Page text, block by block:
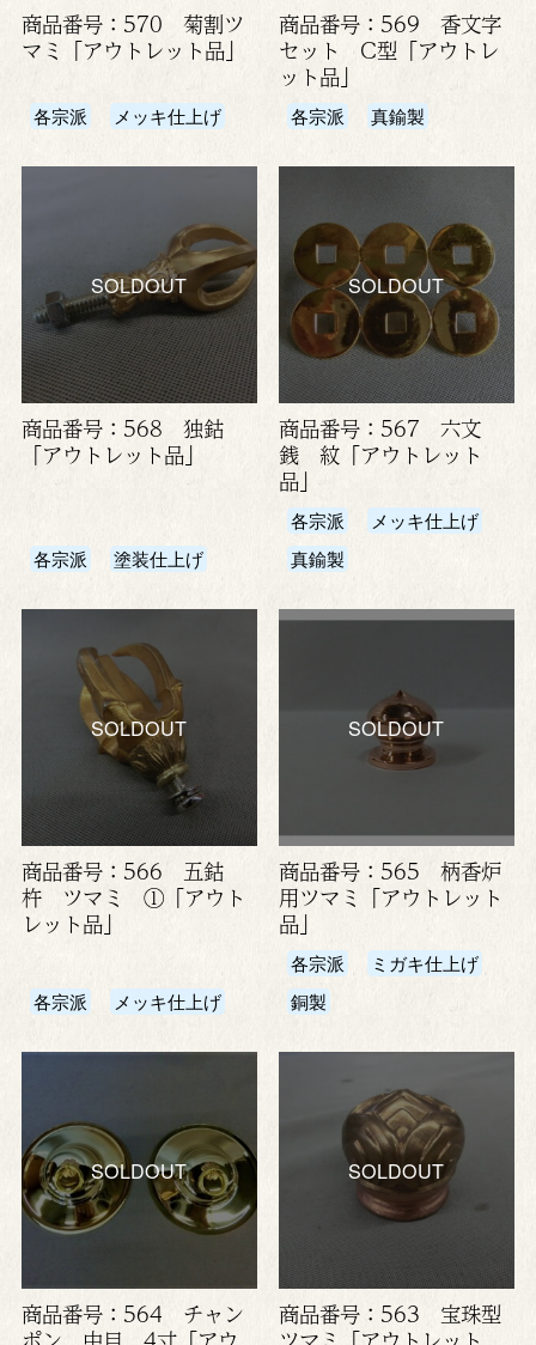
商品番号：570 菊割ツ
マミ「アウトレット品」
各宗派 メッキ仕上げ
商品番号：569 香文字
セット C型「アウトレ
ット品」
各宗派 真鍮製
SOLDOUT
商品番号：568 独鈷
「アウトレット品」
各宗派 塗装仕上げ
SOLDOUT
商品番号：567 六文
銭 紋「アウトレット
品」
各宗派
メッキ仕上げ
真鍮製
SOLDOUT
商品番号：566 五鈷
杵 ツマミ ①「アウト
レット品」
各宗派 メッキ仕上げ
SOLDOUT
商品番号：565 柄香炉
用ツマミ「アウトレット
品」
各宗派
ミガキ仕上げ
銅製
SOLDOUT
商品番号：564 チャン
SOLDOUT
商品番号：563 宝珠型